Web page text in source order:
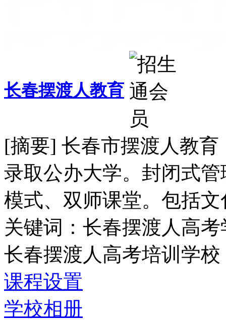
长春摆渡人教育
[摘要] 长春市摆渡人教
录取公办大学。封闭式
模式、双师课堂。包括
关键词：长春摆渡人高
长春摆渡人高考培训学校
课程设置
学校相册